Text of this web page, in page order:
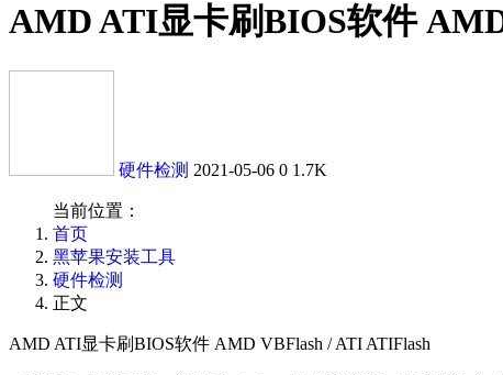
AMD ATI显卡刷BIOS软件
硬件检测 2021-05-06 0 1.7K
当前位置：
首页
黑苹果安装工具
硬件检测
正文
AMD ATI显卡刷BIOS软件 AMD VBFlash / ATI ATIFlash